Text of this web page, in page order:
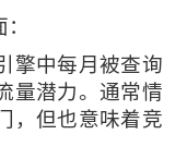
擎中每月被查询
量潜力。通常情
，但也意味着竞